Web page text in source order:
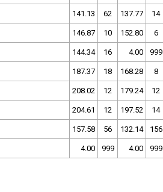
141.13 62 137.77 14
146.87 10 152.80 6
144.34 16 4.00 999
187.37 18 168.28 8
208.02 12 179.24 12
204.61 12 197.52 14
157.58 56 132.14 156
4.00 999 4.00 999